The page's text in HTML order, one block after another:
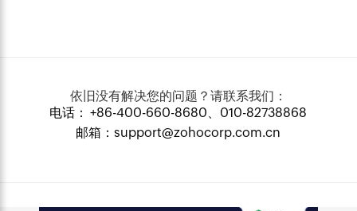
依旧没有解决您的问题？请联系我们：
电话： +86-400-660-8680、010-82738868
邮箱：support@zohocorp.com.cn